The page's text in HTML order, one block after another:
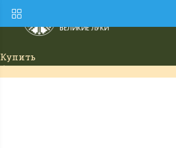
Купить
билет